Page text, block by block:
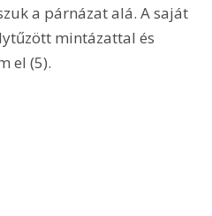
a párnázat alá. A saját
mintázattal és
el (5).